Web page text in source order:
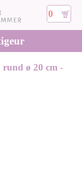
0
rund ø 20 cm -